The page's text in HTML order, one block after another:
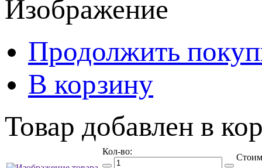
Изображение
Продолжить
В корзину
Товар добавлен в
Кол-во: